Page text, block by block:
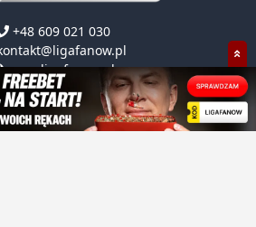
+48 609 021 030
www.ligafanow.pl
© Ligafanów 2008 - 2026